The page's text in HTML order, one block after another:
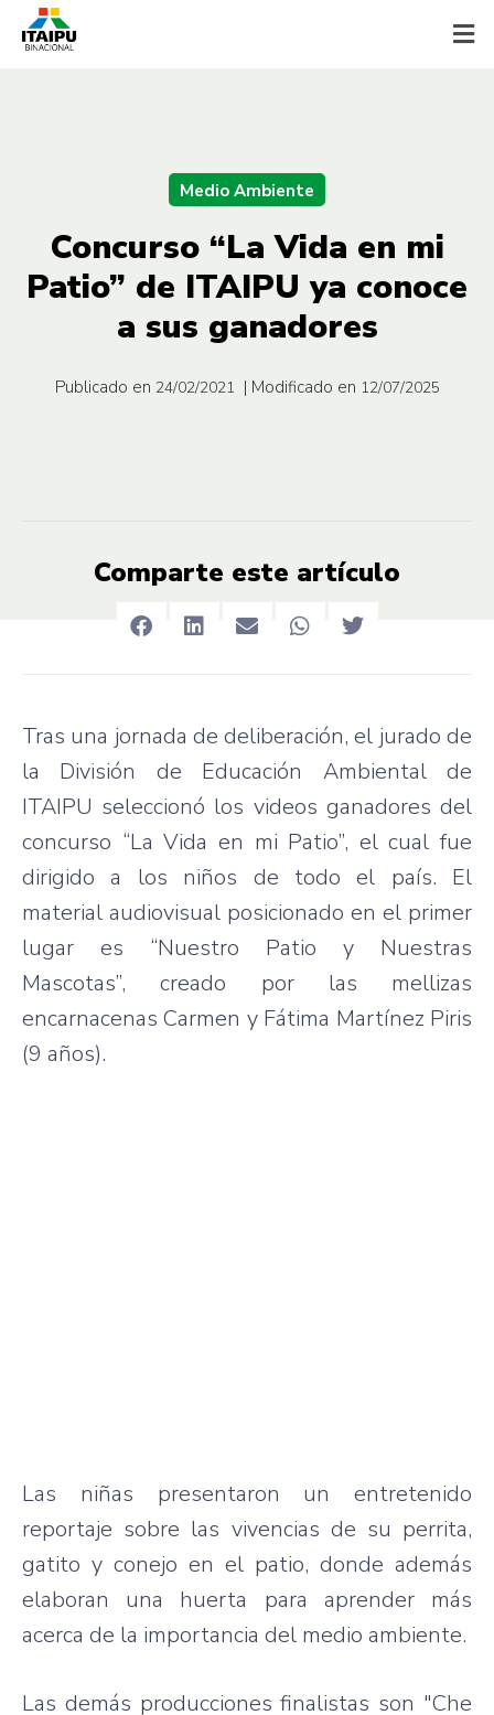
Medio Ambiente
Concurso “La Vida en mi
Patio” de ITAIPU ya conoce
a sus ganadores
Publicado en 24/02/2021 | Modificado en 12/07/2025
Comparte este artículo
Tras una jornada de deliberación, el jurado de
la División de Educación Ambiental de
ITAIPU seleccionó los videos ganadores del
concurso “La Vida en mi Patio”, el cual fue
dirigido a los niños de todo el país. El
material audiovisual posicionado en el primer
lugar es “Nuestro Patio y Nuestras
Mascotas”, creado por las mellizas
encarnacenas Carmen y Fátima Martínez Piris
(9 años).
Las niñas presentaron un entretenido
reportaje sobre las vivencias de su perrita,
gatito y conejo en el patio, donde además
elaboran una huerta para aprender más
acerca de la importancia del medio ambiente.
Las demás producciones finalistas son "Che